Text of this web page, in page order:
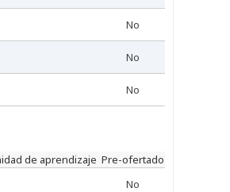
No
No
No
de aprendizaje Pre-ofertado
No